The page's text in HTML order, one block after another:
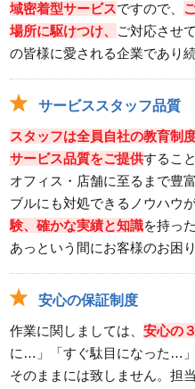
域密着型サービスですので、
場所に駆けつけ、
ご対応させ
の皆様に愛される企業であり
サービススタッフ品質
スタッフは全員自社の教育制
サービス品質をご提供するこ
オフィス・店舗に至るまで豊
ブルにも対処できるノウハウ
験、確かな実績と知識を持っ
あっという間にお客様のお困
安心の保証制度
作業に関しましては、安心の
に…」「すぐ駄目になった…
そのままには致しません。担